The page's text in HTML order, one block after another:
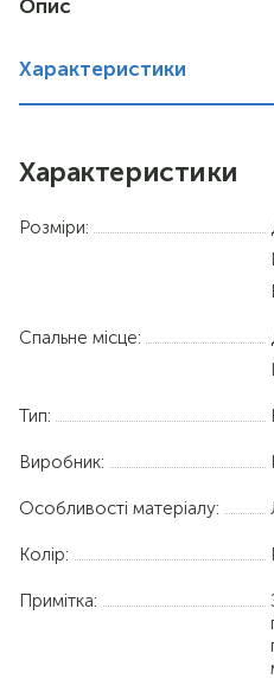
дуб сонома
Опис
Характеристики
Характеристики
Розміри:
Спальне місце:
Тип:
Виробник:
Особливості матеріалу:
Колір:
Примітка: